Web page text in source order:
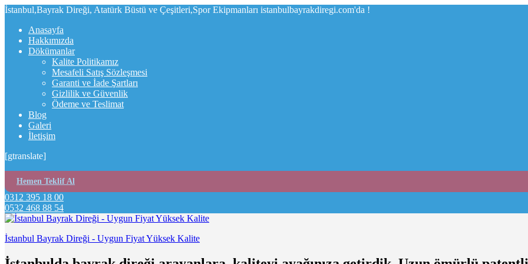
İstanbul,Bayrak Direği, Atatürk Büstü ve Çeşitleri,Spor Ekipmanları istanbulbayrakdiregi.com'da !
Anasayfa
Hakkımızda
Dökümanlar
Kalite Politikamız
Mesafeli Satış Sözleşmesi
Garanti ve İade Şartları
Gizlilik ve Güvenlik
Ödeme ve Teslimat
Blog
Galeri
İletişim
[gtranslate]
Hemen Teklif Al
0312 395 18 00
0532 468 88 54
İstanbul Bayrak Direği - Uygun Fiyat Yüksek Kalite